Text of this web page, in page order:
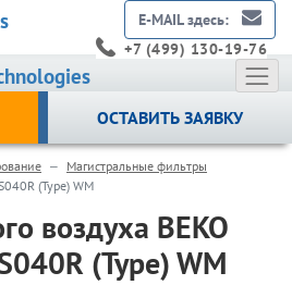
E-MAIL здесь:
+7 (499) 130-19-76
ОСТАВИТЬ ЗАЯВКУ
Магистральные фильтры
(Type) WM
воздуха BEKO
(Type) WM